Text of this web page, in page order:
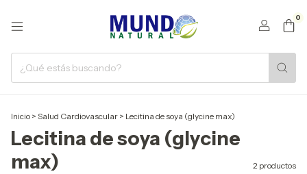
0
Inicio > Salud Cardiovascular > Lecitina de soya (glycine max)
Lecitina de soya (glycine
max)
2 productos